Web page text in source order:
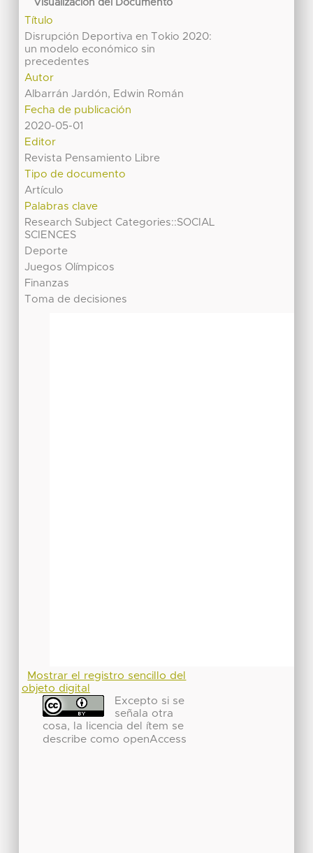
Visualización del Documento
Título
Disrupción Deportiva en Tokio 2020:
un modelo económico sin
precedentes
Autor
Albarrán Jardón, Edwin Román
Fecha de publicación
2020-05-01
Editor
Revista Pensamiento Libre
Tipo de documento
Artículo
Palabras clave
Research Subject Categories::SOCIAL
SCIENCES
Deporte
Juegos Olímpicos
Finanzas
Toma de decisiones
Mostrar el registro sencillo del
objeto digital
Excepto si se
señala otra
cosa, la licencia del ítem se
describe como openAccess